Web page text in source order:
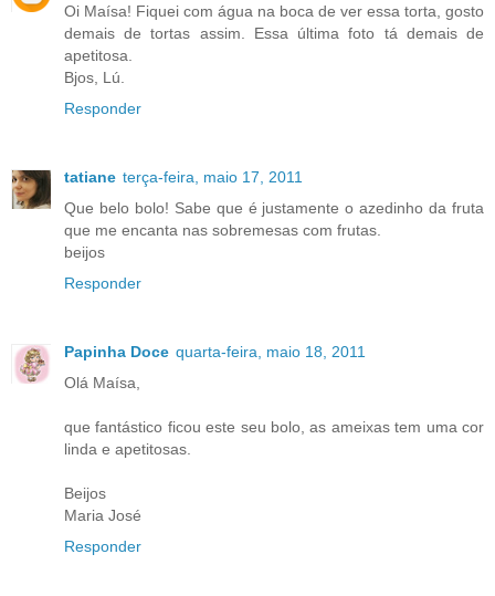
Oi Maísa! Fiquei com água na boca de ver essa torta, gosto
demais de tortas assim. Essa última foto tá demais de
apetitosa.
Bjos, Lú.
Responder
tatiane terça-feira, maio 17, 2011
Que belo bolo! Sabe que é justamente o azedinho da fruta
que me encanta nas sobremesas com frutas.
beijos
Responder
Papinha Doce quarta-feira, maio 18, 2011
Olá Maísa,
que fantástico ficou este seu bolo, as ameixas tem uma cor
linda e apetitosas.
Beijos
Maria José
Responder